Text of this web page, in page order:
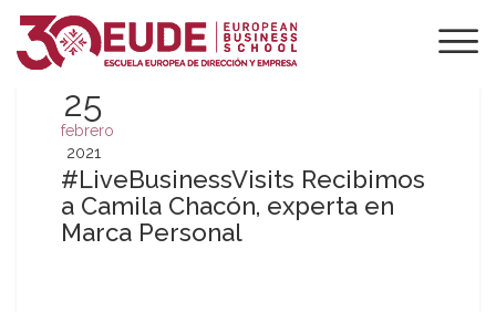
25
febrero
2021
#LiveBusinessVisits Recibimos
a Camila Chacón, experta en
Marca Personal